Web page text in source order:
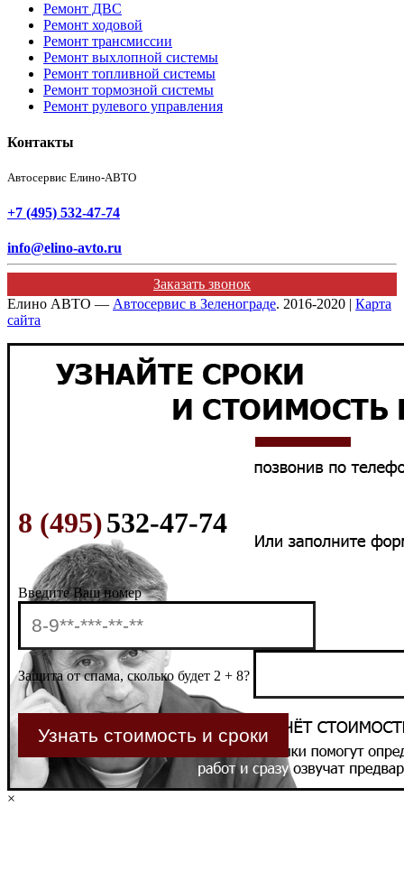
Ремонт ДВС
Ремонт ходовой
Ремонт трансмиссии
Ремонт выхлопной системы
Ремонт топливной системы
Ремонт тормозной системы
Ремонт рулевого управления
Контакты
Автосервис Елино-АВТО
+7 (495) 532-47-74
info@elino-avto.ru
Заказать звонок
Елино АВТО — Автосервис в Зеленограде. 2016-2020 | Карта
сайта
8 (495)532-47-74
Введите Ваш номер
Защита от спама, сколько будет 2 + 8?
×